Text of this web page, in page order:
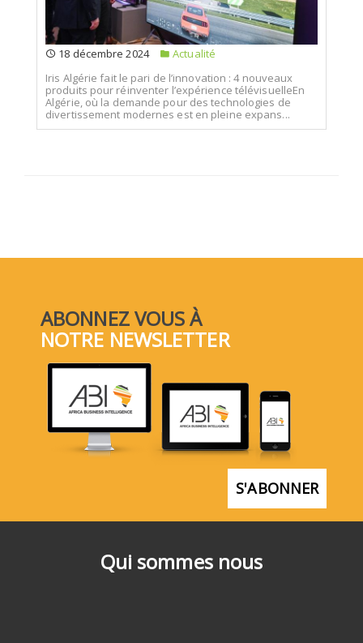
18 décembre 2024
Actualité
Iris Algérie fait le pari de l’innovation : 4 nouveaux
produits pour réinventer l’expérience télévisuelleEn
Algérie, où la demande pour des technologies de
divertissement modernes est en pleine expans...
Qui sommes nous
ABONNEZ VOUS À
NOTRE NEWSLETTER
S'ABONNER